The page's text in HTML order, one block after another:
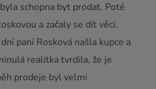
schopna byt prodat. Poté
a začaly se dít věci.
paní Rosková našla kupce a
realitka tvrdila, že je
prodeje byl velmi